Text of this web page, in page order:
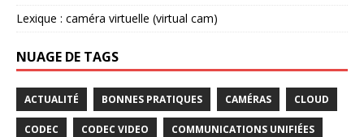
Lexique : caméra virtuelle (virtual cam)
NUAGE DE TAGS
ACTUALITÉ BONNES PRATIQUES CAMÉRAS CLOUD
CODEC CODEC VIDEO COMMUNICATIONS UNIFIÉES